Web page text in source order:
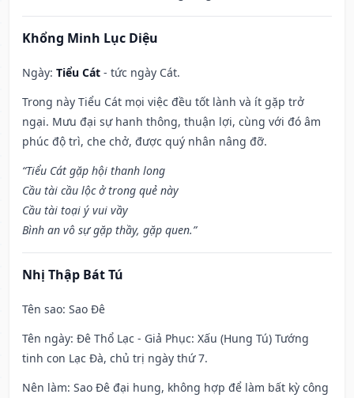
Khổng Minh Lục Diệu
Ngày: Tiểu Cát - tức ngày Cát.
Trong này Tiểu Cát mọi việc đều tốt lành và ít gặp trở
ngại. Mưu đại sự hanh thông, thuận lợi, cùng với đó âm
phúc độ trì, che chở, được quý nhân nâng đỡ.
“Tiểu Cát gặp hội thanh long
Cầu tài cầu lộc ở trong quẻ này
Cầu tài toại ý vui vầy
Bình an vô sự gặp thầy, gặp quen.”
Nhị Thập Bát Tú
Tên sao: Sao Đê
Tên ngày: Đê Thổ Lạc - Giả Phục: Xấu (Hung Tú) Tướng
tinh con Lạc Đà, chủ trị ngày thứ 7.
Nên làm: Sao Đê đại hung, không hợp để làm bất kỳ công